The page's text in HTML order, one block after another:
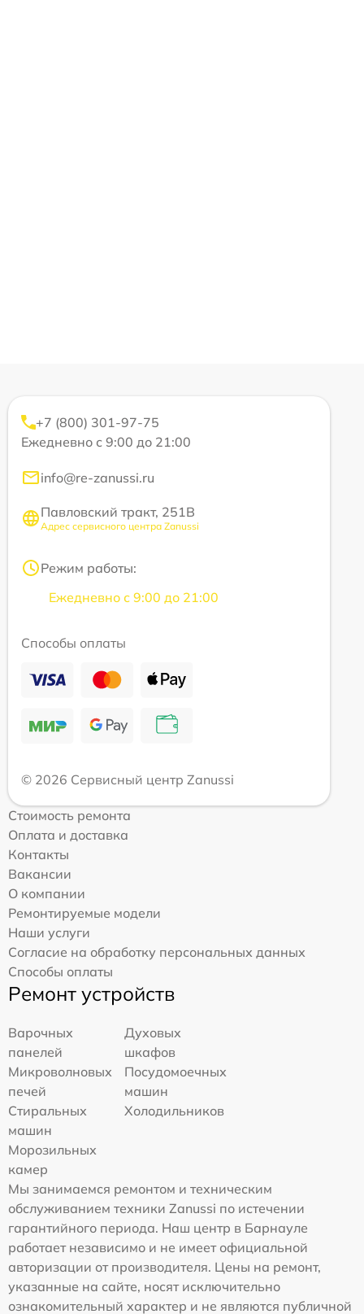
+7 (800) 301-97-75
Ежедневно с 9:00 до 21:00
info@re-zanussi.ru
Павловский тракт, 251В
Адрес сервисного центра Zanussi
Режим работы:
Ежедневно с 9:00 до 21:00
Способы оплаты
© 2026 Сервисный центр Zanussi
Стоимость ремонта
Оплата и доставка
Контакты
Вакансии
О компании
Ремонтируемые модели
Наши услуги
Согласие на обработку персональных данных
Способы оплаты
Ремонт устройств
Варочных
панелей
Духовых
шкафов
Микроволновых
печей
Посудомоечных
машин
Стиральных
машин
Холодильников
Морозильных
камер
Мы занимаемся ремонтом и техническим
обслуживанием техники Zanussi по истечении
гарантийного периода. Наш центр в Барнауле
работает независимо и не имеет официальной
авторизации от производителя. Цены на ремонт,
указанные на сайте, носят исключительно
ознакомительный характер и не являются публичной